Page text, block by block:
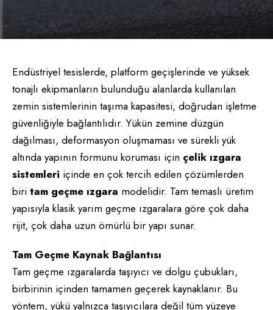
Endüstriyel tesislerde, platform geçişlerinde ve yüksek
tonajlı ekipmanların bulunduğu alanlarda kullanılan
zemin sistemlerinin taşıma kapasitesi, doğrudan işletme
güvenliğiyle bağlantılıdır. Yükün zemine düzgün
dağılması, deformasyon oluşmaması ve sürekli yük
altında yapının formunu koruması için çelik ızgara
sistemleri içinde en çok tercih edilen çözümlerden
biri tam geçme ızgara modelidir. Tam temaslı üretim
yapısıyla klasik yarım geçme ızgaralara göre çok daha
rijit, çok daha uzun ömürlü bir yapı sunar.
Tam Geçme Kaynak Bağlantısı
Tam geçme ızgaralarda taşıyıcı ve dolgu çubukları,
birbirinin içinden tamamen geçerek kaynaklanır. Bu
yöntem, yükü yalnızca taşıyıcılara değil tüm yüzeye